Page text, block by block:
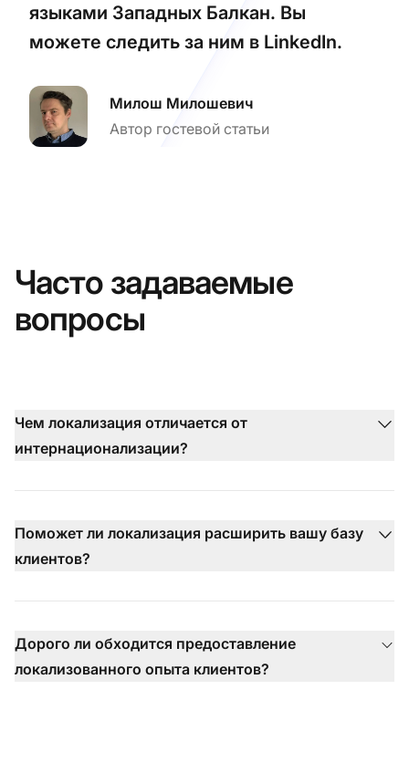
языками Западных Балкан. Вы
можете следить за ним в LinkedIn.
Милош Милошевич
Автор гостевой статьи
Часто задаваемые
вопросы
Чем локализация отличается от
интернационализации?
Поможет ли локализация расширить вашу базу
клиентов?
Дорого ли обходится предоставление
локализованного опыта клиентов?